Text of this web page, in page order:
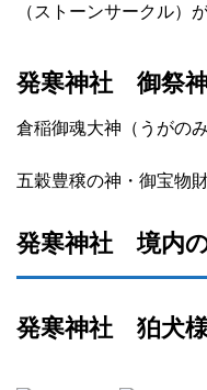
（ストーンサークル）
発寒神社 御祭
倉稲御魂大神（うがの
五穀豊穣の神・御宝物
発寒神社 境内
発寒神社 狛犬